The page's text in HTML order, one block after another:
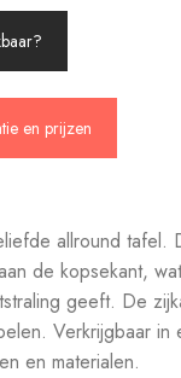
en prijzen
allround tafel.
de kopsekant,
geeft. De
Verkrijgbaar
en materialen.